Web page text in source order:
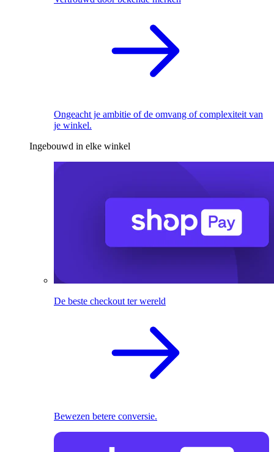
Ongeacht je ambitie of de omvang of complexiteit van
je winkel.
Ingebouwd in elke winkel
De beste checkout ter wereld
Bewezen betere conversie.